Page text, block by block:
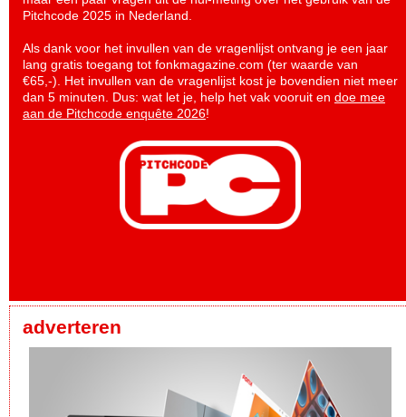
Pitchcode 2025 in Nederland.
Als dank voor het invullen van de vragenlijst ontvang je een jaar
lang gratis toegang tot fonkmagazine.com (ter waarde van
€65,-). Het invullen van de vragenlijst kost je bovendien niet meer
dan 5 minuten. Dus: wat let je, help het vak vooruit en doe mee
aan de Pitchcode enquête 2026!
adverteren